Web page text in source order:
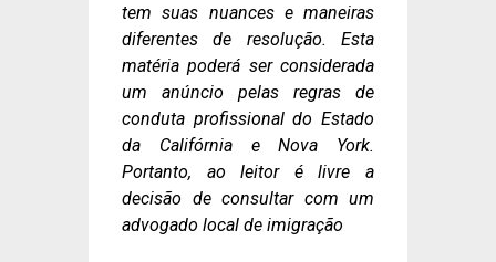
tem suas nuances e maneiras
diferentes de resolução. Esta
matéria poderá ser considerada
um anúncio pelas regras de
conduta profissional do Estado
da Califórnia e Nova York.
Portanto, ao leitor é livre a
decisão de consultar com um
advogado local de imigração